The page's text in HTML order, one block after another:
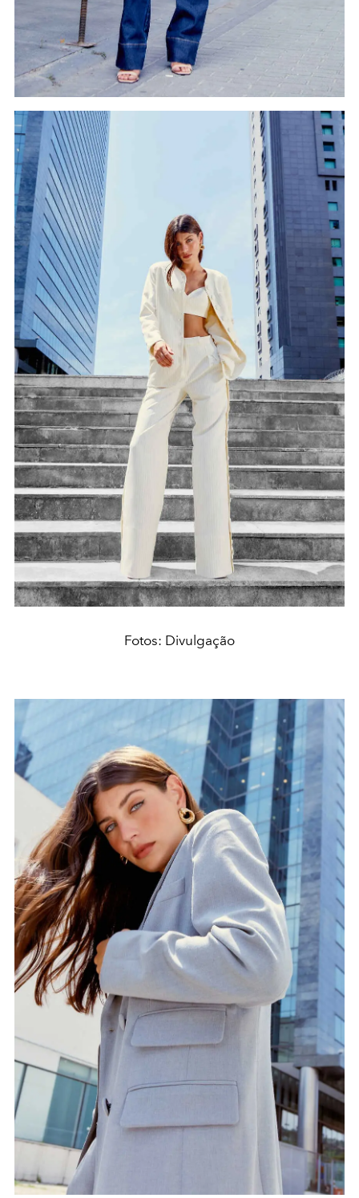
Fotos: Divulgação